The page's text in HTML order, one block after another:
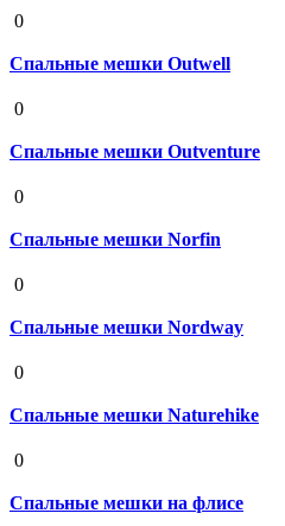
0
Спальные мешки Outwell
0
Спальные мешки Outventure
0
Спальные мешки Norfin
0
Спальные мешки Nordway
0
Спальные мешки Naturehike
0
Спальные мешки на флисе